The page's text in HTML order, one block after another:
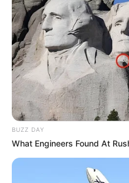
Fashion pot luck
BUZZ DAY
What Engineers Found At